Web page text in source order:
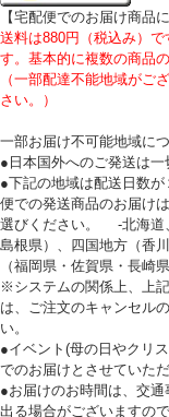
【宅配便でのお届け商品
送料は880円（税込み）
す。基本的に複数の商品
（一部配達不能地域がご
さい。）
一部お届け不可能地域に
●日本国外へのご発送は一
●下記の地域は配送日数
便での発送商品のお届け
選びください。 -北海道
島根県）、四国地方（香
（福岡県・佐賀県・長崎
※システムの関係上、上
は、ご注文のキャンセル
い。
●イベント(母の日やクリ
でのお届けとさせていた
●お届けのお時間は、交
出る場合がございますの